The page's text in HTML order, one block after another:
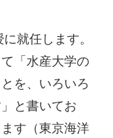
就任します。
「水産大学の
を、いろいろ
と書いてお
す（東京海洋